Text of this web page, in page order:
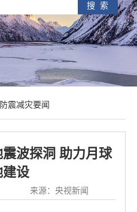
搜 索
防震减灾要闻
波探洞 助力月球
设
来源：央视新闻